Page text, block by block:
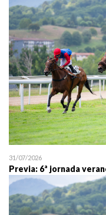
31/07/2026
Previa: 6ª jornada